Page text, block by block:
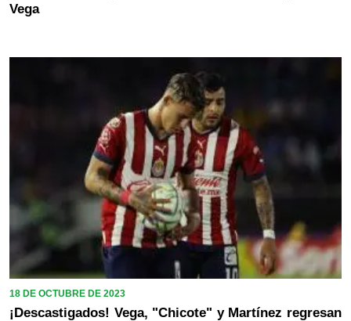
Vega
18 DE OCTUBRE DE 2023
¡Descastigados! Vega, "Chicote" y Martínez regresan